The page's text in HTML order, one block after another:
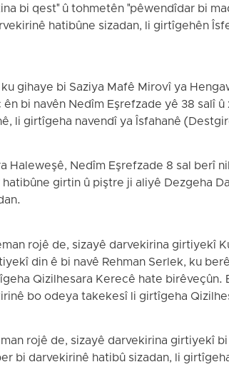
bi qest" û tohmetên "pêwendîdar bi
hatibûne sizadan, li girtîgehên
gihaye bi Saziya Mafê Mirovî ya
bi navên Nedîm Eşrefzade yê 38 salî
li girtîgeha navendî ya Îsfahanê
Haleweşê, Nedîm Eşrefzade 8 sal berî
girtin û piştre ji aliyê Dezgeha
rojê de, sizayê darvekirina girtiyekî
din ê bi navê Rehman Serlek, ku
Qizilhesara Kerecê hate
bo odeya takekesî li girtîgeha
rojê de, sizayê darvekirina girtiyekî
bi darvekirinê hatibû sizadan, li